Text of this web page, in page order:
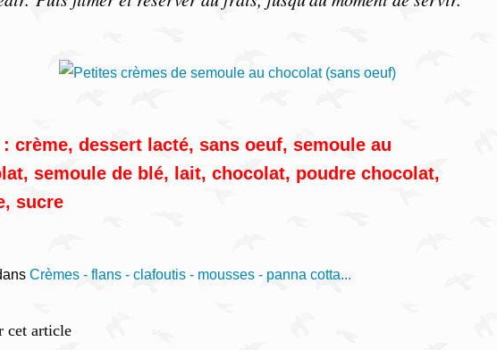
: crème, dessert lacté, sans oeuf, semoule au
, semoule de blé, lait, chocolat, poudre chocolat,
, sucre
Crèmes - flans - clafoutis - mousses - panna cotta...
cet article